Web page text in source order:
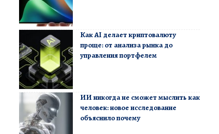
Как AI делает криптовалюту
проще: от анализа рынка до
управления портфелем
ИИ никогда не сможет мыслить как
человек: новое исследование
объяснило почему